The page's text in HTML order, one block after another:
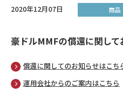
2020年12月07日 商品
豪ドルMMFの償還に関して
償還に関してのお知らせはこち
運用会社からのご案内はこちら